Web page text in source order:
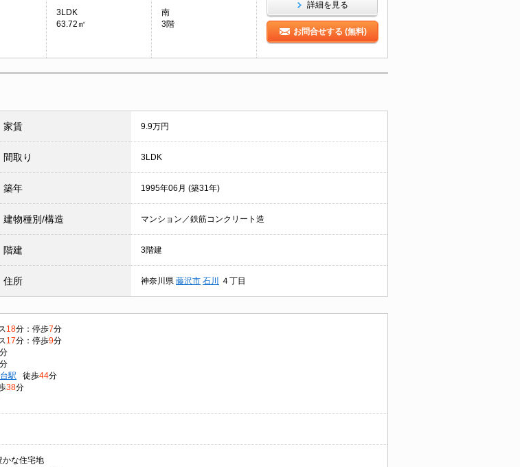
3LDK
63.72㎡
南
3階
詳細を見る
お問合せする (無料)
家賃 9.9万円
間取り 3LDK
築年 1995年06月 (築31年)
建物種別/構造 マンション／鉄筋コンクリート造
階建 3階建
住所 神奈川県 藤沢市 石川 ４丁目
18分：停歩7分
17分：停歩9分
分
分
駅 徒歩44分
38分
かな住宅地